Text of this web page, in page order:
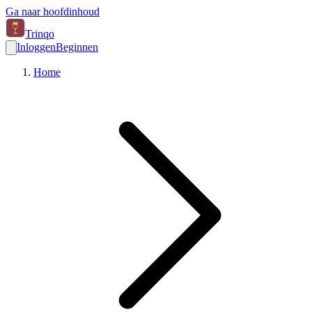
Ga naar hoofdinhoud
Trinqo
InloggenBeginnen
Home